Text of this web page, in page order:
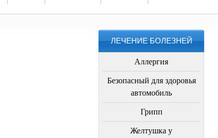
ЛЕЧЕНИЕ БОЛЕЗНЕЙ
Аллергия
Безопасный для здоровья
автомобиль
Грипп
Желтушка у